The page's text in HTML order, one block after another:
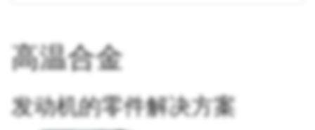
高温合金
发动机的零件解决方案